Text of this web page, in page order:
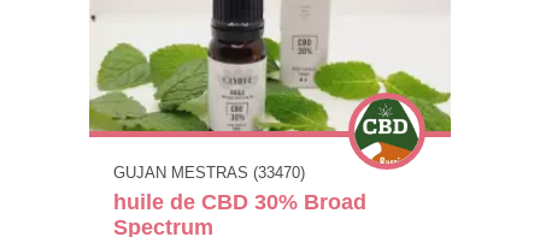
GUJAN MESTRAS (33470)
huile de CBD 30% Broad
Spectrum